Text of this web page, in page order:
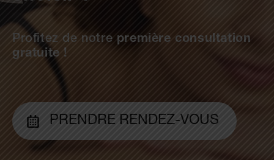
Profitez de notre première consultation
gratuite !
PRENDRE RENDEZ-VOUS